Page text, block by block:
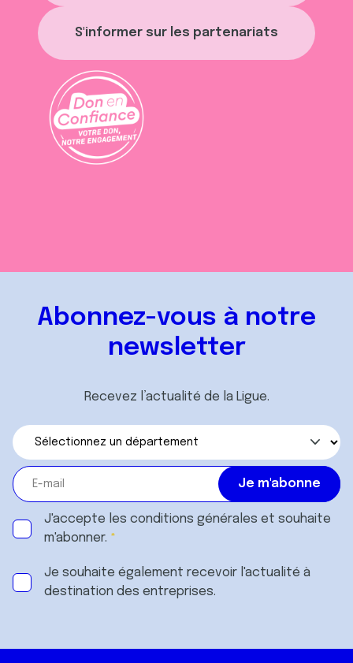
S'informer sur les partenariats
Abonnez-vous à notre
newsletter
Recevez l’actualité de la Ligue.
J'accepte les conditions générales et souhaite
m'abonner.
Je souhaite également recevoir l'actualité à
destination des entreprises.